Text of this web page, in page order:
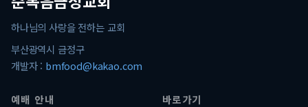
하나님의 사랑을 전하는 교회
부산광역시 금정구
개발자 : bmfood@kakao.com
예배 안내
바로가기